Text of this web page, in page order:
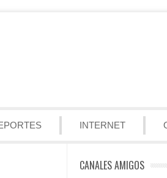
INTERNET
CANALES AMIGOS